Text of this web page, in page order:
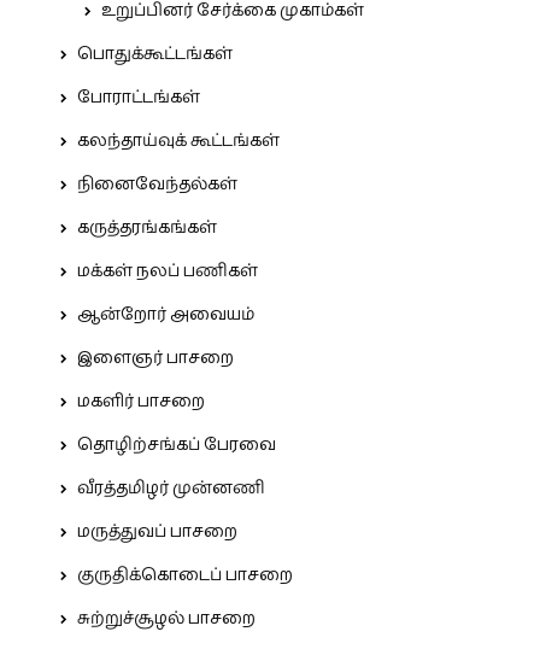
உறுப்பினர் சேர்க்கை முகாம்கள்
பொதுக்கூட்டங்கள்
போராட்டங்கள்
கலந்தாய்வுக் கூட்டங்கள்
நினைவேந்தல்கள்
கருத்தரங்கங்கள்
மக்கள் நலப் பணிகள்
ஆன்றோர் அவையம்
இளைஞர் பாசறை
மகளிர் பாசறை
தொழிற்சங்கப் பேரவை
வீரத்தமிழர் முன்னணி
மருத்துவப் பாசறை
குருதிக்கொடைப் பாசறை
சுற்றுச்சூழல் பாசறை